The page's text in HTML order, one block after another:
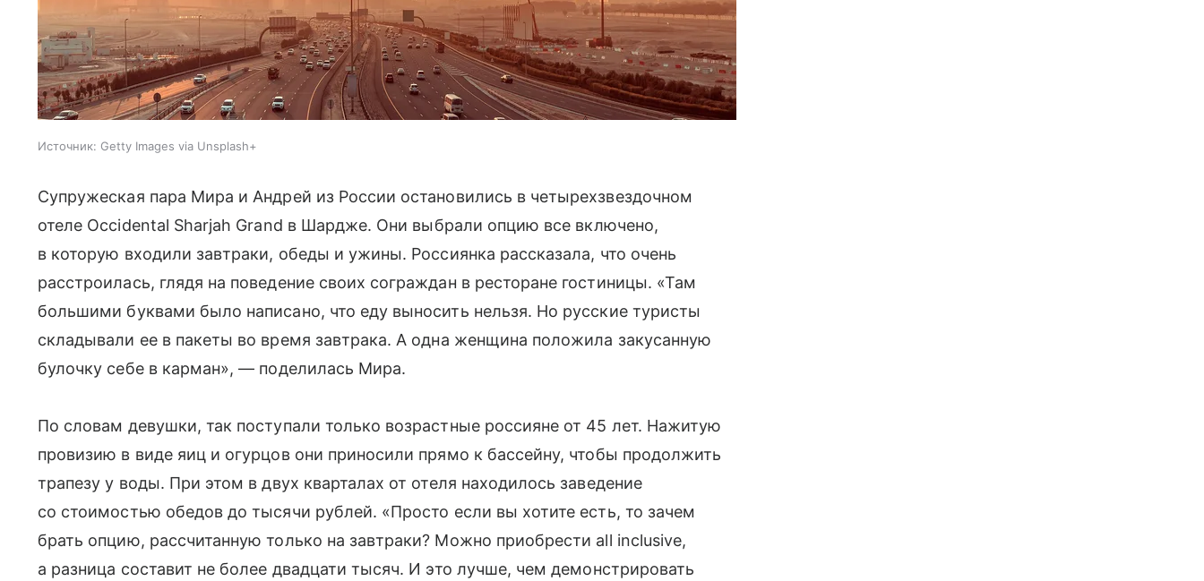
Источник: Getty Images via Unsplash+
Супружеская пара Мира и Андрей из России остановились в четырехзвездочном
отеле Occidental Sharjah Grand в Шардже. Они выбрали опцию все включено,
в которую входили завтраки, обеды и ужины. Россиянка рассказала, что очень
расстроилась, глядя на поведение своих сограждан в ресторане гостиницы. «Там
большими буквами было написано, что еду выносить нельзя. Но русские туристы
складывали ее в пакеты во время завтрака. А одна женщина положила закусанную
булочку себе в карман», — поделилась Мира.
По словам девушки, так поступали только возрастные россияне от 45 лет. Нажитую
провизию в виде яиц и огурцов они приносили прямо к бассейну, чтобы продолжить
трапезу у воды. При этом в двух кварталах от отеля находилось заведение
со стоимостью обедов до тысячи рублей. «Просто если вы хотите есть, то зачем
брать опцию, рассчитанную только на завтраки? Можно приобрести all inclusive,
а разница составит не более двадцати тысяч. И это лучше, чем демонстрировать